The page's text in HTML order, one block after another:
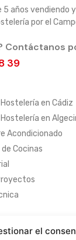
el
5 años vendiendo
por el
Contáctanos
39
en Cádiz
en
Acondicionado
Cocinas